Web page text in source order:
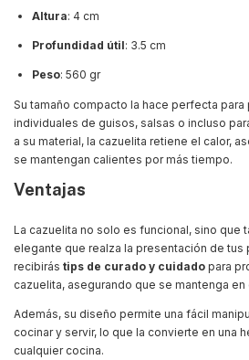
Altura: 4 cm
Profundidad útil: 3.5 cm
Peso: 560 gr
Su tamaño compacto la hace perfecta
individuales de guisos, salsas o incluso
a su material, la cazuelita retiene el calor,
se mantengan calientes por más tiempo.
Ventajas
La cazuelita no solo es funcional, sino que
elegante que realza la presentación de tus
recibirás tips de curado y cuidado para
cazuelita, asegurando que se mantenga
Además, su diseño permite una fácil
cocinar y servir, lo que la convierte en una
cualquier cocina.